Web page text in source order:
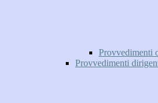
Provvedimenti
Provvedimenti